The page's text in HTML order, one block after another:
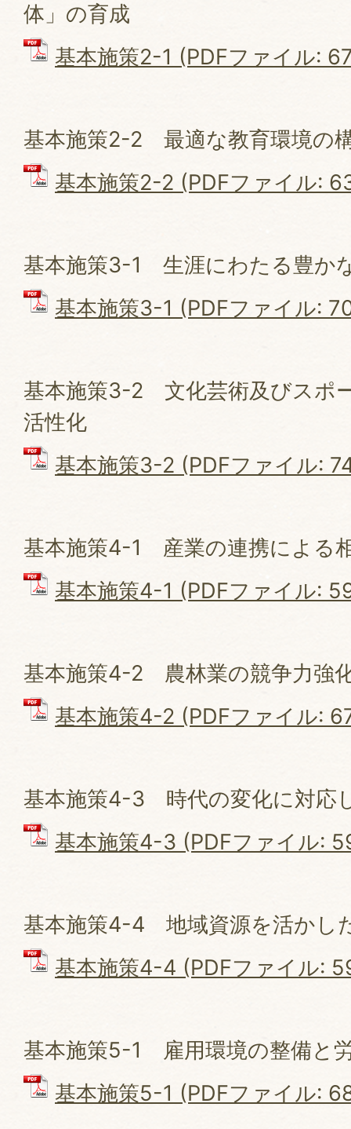
体」の育成
基本施策2-1 (PDFファイル:
基本施策2-2 最適な教育環境の
基本施策2-2 (PDFファイル:
基本施策3-1 生涯にわたる豊か
基本施策3-1 (PDFファイル:
基本施策3-2 文化芸術及びスポ
活性化
基本施策3-2 (PDFファイル:
基本施策4-1 産業の連携による
基本施策4-1 (PDFファイル:
基本施策4-2 農林業の競争力強
基本施策4-2 (PDFファイル:
基本施策4-3 時代の変化に対応
基本施策4-3 (PDFファイル:
基本施策4-4 地域資源を活かし
基本施策4-4 (PDFファイル:
基本施策5-1 雇用環境の整備と
基本施策5-1 (PDFファイル: